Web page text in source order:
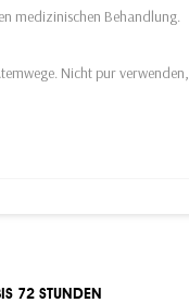
medizinischen Behandlung.
Nicht pur verwenden,
72 STUNDEN